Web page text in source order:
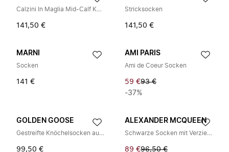
Calzini In Maglia Mid-Calf Knitted Socks
141,50 €
Stricksocken
141,50 €
MARNI
Socken
141 €
AMI PARIS
Ami de Coeur Socken
59 €93 €
-37%
GOLDEN GOOSE
Gestreifte Knöchelsocken aus Strick
99,50 €
ALEXANDER MCQUEEN
Schwarze Socken mit Verzierung
89 €96,50 €